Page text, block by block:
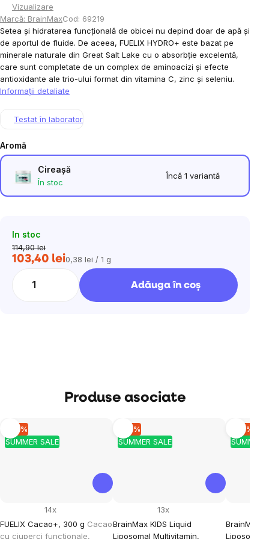
Vizualizare
Marcă: BrainMaxCod: 69219
Setea și hidratarea funcțională de obicei nu depind doar de apă și
de aportul de fluide. De aceea, FUELIX HYDRO+ este bazat pe
minerale naturale din Great Salt Lake cu o absorbție excelentă,
care sunt completate de un complex de aminoacizi și efecte
antioxidante ale trio-ului format din vitamina C, zinc și seleniu.
Informaţii detaliate
Testat în laborator
Aromă
Cireașă
În stoc
Încă 1 variantă
In stoc
114,90 lei
103,40 leiEvaluare
preţ:
0,38 lei / 1 g
Adăuga în coş
Produse asociate
SUMMER SALE
–10 %
FUELIX Cacao+, 300 g Cacao
cu ciuperci funcționale,
14x
SUMMER SALE
–10 %
BrainMax KIDS Liquid
Liposomal Multivitamin,
13x
SUMMER
–10 %
BrainMax
Liposomal